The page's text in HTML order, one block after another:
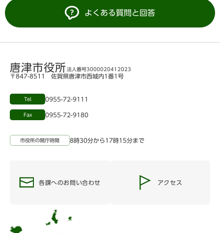
よくある質問と回答
唐津市役所 法人番号3000020412023
〒847-8511 佐賀県唐津市西城内1番1号
Tel 0955-72-9111
Fax 0955-72-9180
市役所の開庁時間 8時30分から17時15分まで
各課へのお問い合わせ アクセス